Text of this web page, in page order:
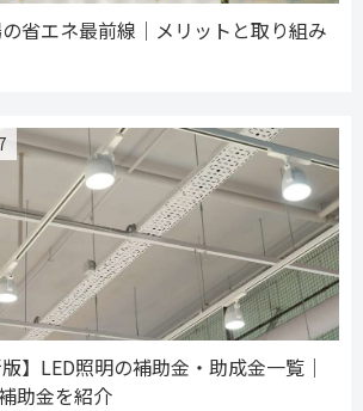
の省エネ最前線│メリットと取り組み
】LED照明の補助金・助成金一覧｜
助金を紹介